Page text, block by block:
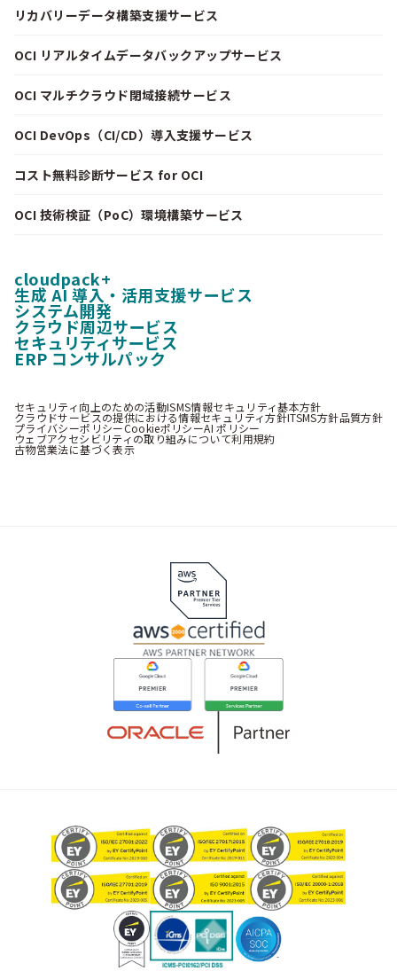
リカバリーデータ構築支援サービス
OCI リアルタイムデータバックアップサービス
OCI マルチクラウド閉域接続サービス
OCI DevOps（CI/CD）導入支援サービス
コスト無料診断サービス for OCI
OCI 技術検証（PoC）環境構築サービス
cloudpack+
生成 AI 導入・活用支援サービス
システム開発
クラウド周辺サービス
セキュリティサービス
ERP コンサルパック
セキュリティ向上のための活動ISMS情報セキュリティ基本方針
クラウドサービスの提供における情報セキュリティ方針ITSMS方針品質方針
プライバシーポリシーCookieポリシーAI ポリシー
ウェブアクセシビリティの取り組みについて利用規約
古物営業法に基づく表示